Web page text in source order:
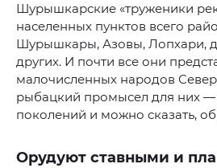
Шурышкарские «труженики
населенных пунктов всего
Шурышкары, Азовы, Лопхари,
других. И почти все они
малочисленных народов
рыбацкий промысел для них —
поколений и можно сказать,
Орудуют ставными и